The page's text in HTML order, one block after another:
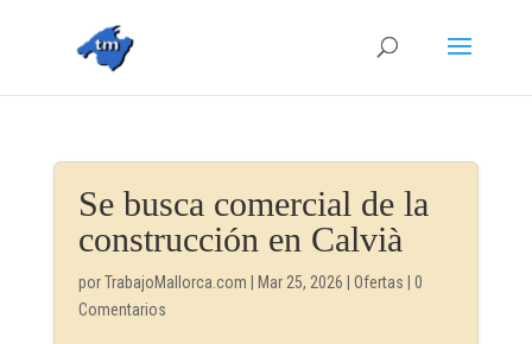
Se busca comercial de la
construcción en Calvià
porTrabajoMallorca.com Mar 25, 2026 Ofertas
0
Comentarios